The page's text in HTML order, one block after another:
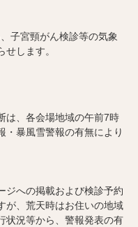
子宮頸がん検診等の気象
します。
は、各会場地域の午前7時
・暴風雪警報の有無により
ジへの掲載および検診予約
が、荒天時はお住いの地域
状況等から、警報発表の有